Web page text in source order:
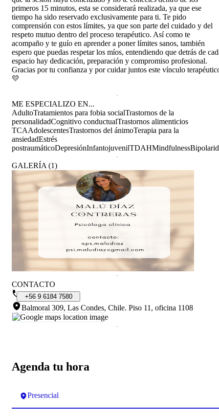
Agenda tu hora
Presencial
primeros 15 minutos, esta se considerará realizada, ya que ese
tiempo ha sido reservado exclusivamente para ti. Te pido
comprensión con estos límites, ya que son parte del cuidado y del
respeto mutuo dentro del proceso terapéutico. Así como te
acompaño y te guío en aprender a poner límites sanos, también
espero que puedas respetar los míos, entendiendo que detrás de
espacio hay dedicación, preparación y compromiso profesional.
Gracias por tu confianza y por cuidar juntos este vínculo
💛
ME ESPECIALIZO EN...
AdultoTratamientos para fobia socialTrastornos de la
personalidadCognitivo conductualTrastornos alimenticios
TCAAdolescentesTrastornos del ánimoTerapia para la
ansiedadEstrés
postraumáticoDepresiónInfantojuvenilTDAHMindfulness
GALERÍA (1)
CONTACTO
+56 9 6184 7580
Balmoral 309, Las Condes, Chile. Piso 11, oficina 1108